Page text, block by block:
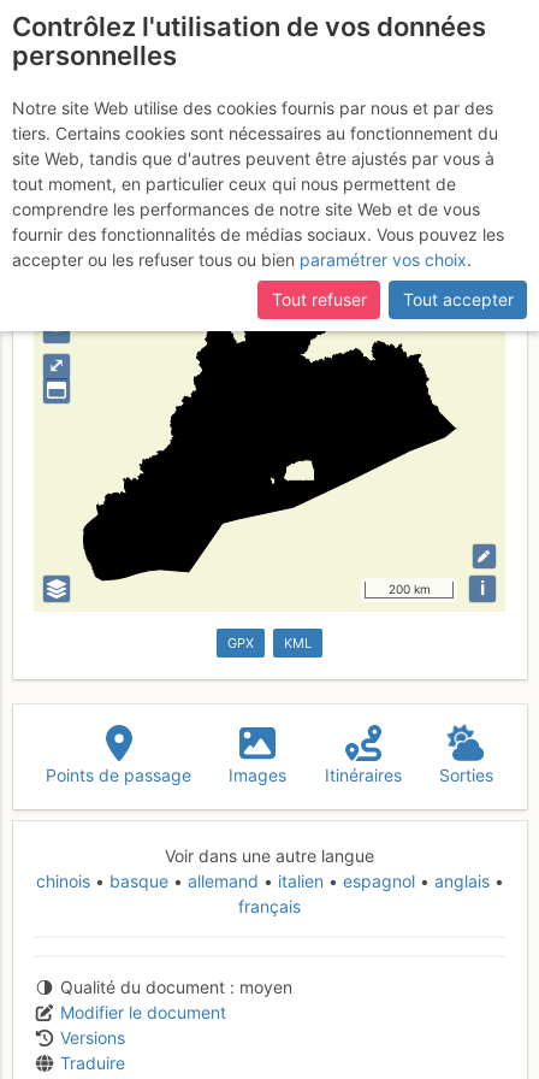
certaines pages ne sont plus accessibles, manquantes ou
incomplètes, déconnectez-vous puis reconnectez-vous à votre
compte sur le site.
Guangdong
Type de région limite administrative
⤢
–
200 km i
GPX KML
Points de passage Images Itinéraires Sorties
Voir dans une autre langue
chinois
basque allemand italien espagnol
anglais
français
Qualité du document
moyen
Modifier le document
Versions
Traduire
Contrôlez l'utilisation de vos données
personnelles
Notre site Web utilise des cookies fournis par nous et par des
tiers. Certains cookies sont nécessaires au fonctionnement du
site Web, tandis que d'autres peuvent être ajustés par vous à
tout moment, en particulier ceux qui nous permettent de
comprendre les performances de notre site Web et de vous
fournir des fonctionnalités de médias sociaux. Vous pouvez les
accepter ou les refuser tous ou bien paramétrer vos choix.
Tout refuser
Tout accepter